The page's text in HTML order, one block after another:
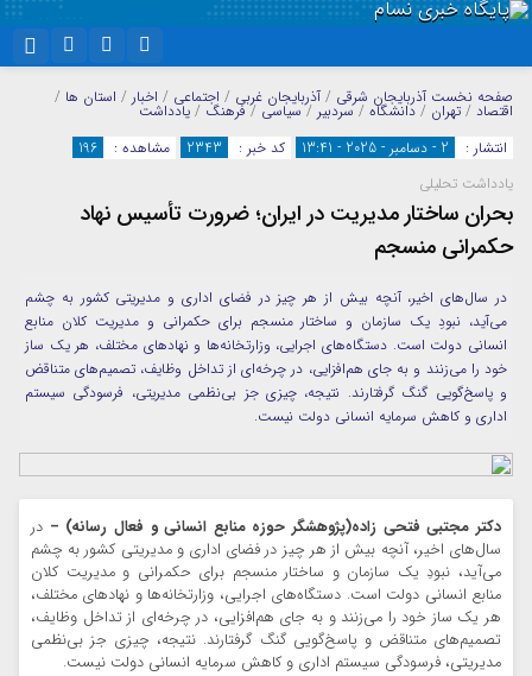
اینستاگرام
تلگرام
سروش
ایتا
آپارات
نام کاربری یا نشانی ایمیل
رمز عبور
صفحه نخست آذربایجان شرقی / آذربایجان غربی / اجتماعی / اخبار / استان ها /
اقتصاد / تهران / دانشگاه /سردبیر /سیاسی /فرهنگ / یادداشت
انتشار :
2 - دسامبر - 2025 - 13:41 کد خبر : 2343 مشاهده :
196
یادداشت تحلیلی
بحران ساختار مدیریت در ایران؛ ضرورت تأسیس نهاد
حکمرانی منسجم
در سال‌های اخیر، آنچه بیش از هر چیز در فضای اداری و مدیریتی کشور به چشم
می‌آید، نبودِ یک سازمان و ساختار منسجم برای حکمرانی و مدیریت کلان منابع
انسانی دولت است. دستگاه‌های اجرایی، وزارتخانه‌ها و نهادهای مختلف، هر یک ساز
خود را می‌زنند و به جای هم‌افزایی، در چرخه‌ای از تداخل وظایف، تصمیم‌های متناقض
و پاسخ‌گویی گنگ گرفتارند. نتیجه، چیزی جز بی‌نظمی مدیریتی، فرسودگی سیستم
اداری و کاهش سرمایه انسانی دولت نیست.
دکتر مجتبی فتحی زاده(پژوهشگر حوزه منابع انسانی و فعال رسانه) – در
سال‌های اخیر، آنچه بیش از هر چیز در فضای اداری و مدیریتی کشور به چشم
می‌آید، نبودِ یک سازمان و ساختار منسجم برای حکمرانی و مدیریت کلان
منابع انسانی دولت است. دستگاه‌های اجرایی، وزارتخانه‌ها و نهادهای مختلف،
هر یک ساز خود را می‌زنند و به جای هم‌افزایی، در چرخه‌ای از تداخل وظایف،
تصمیم‌های متناقض و پاسخ‌گویی گنگ گرفتارند. نتیجه، چیزی جز بی‌نظمی
مدیریتی، فرسودگی سیستم اداری و کاهش سرمایه انسانی دولت نیست.